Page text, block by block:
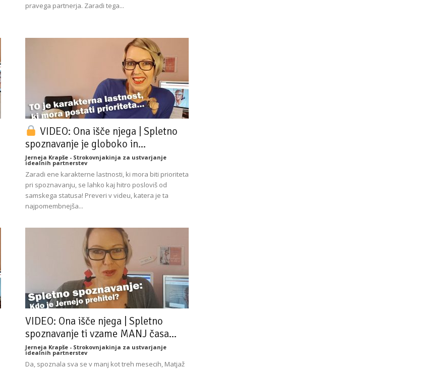
pravega partnerja. Zaradi tega...
VIDEO: Ona išče njega | Spletno
spoznavanje je globoko in...
Jerneja Krapše - Strokovnjakinja za ustvarjanje
idealnih partnerstev
Zaradi ene karakterne lastnosti, ki mora biti prioriteta
pri spoznavanju, se lahko kaj hitro posloviš od
samskega statusa! Preveri v videu, katera je ta
najpomembnejša...
VIDEO: Ona išče njega | Spletno
spoznavanje ti vzame MANJ časa...
Jerneja Krapše - Strokovnjakinja za ustvarjanje
idealnih partnerstev
Da, spoznala sva se v manj kot treh mesecih, Matjaž